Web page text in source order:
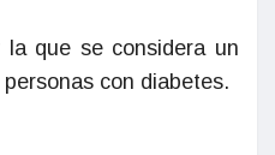
que se considera un
con diabetes.